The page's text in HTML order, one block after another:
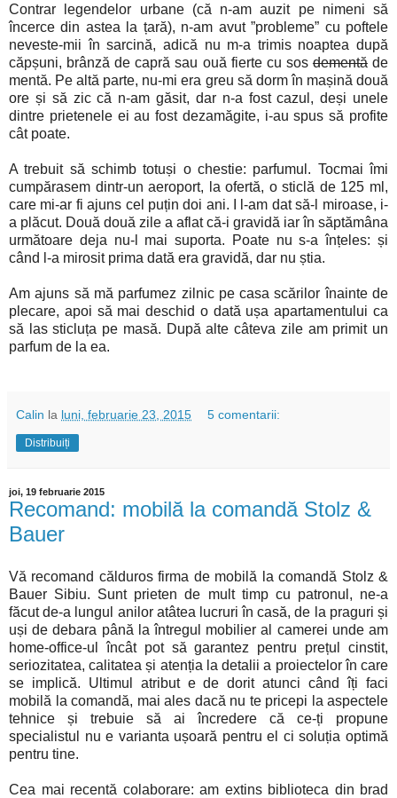
Contrar legendelor urbane (că n-am auzit pe nimeni să
încerce din astea la țară), n-am avut ”probleme” cu poftele
neveste-mii în sarcină, adică nu m-a trimis noaptea după
căpșuni, brânză de capră sau ouă fierte cu sos dementăde
mentă. Pe altă parte, nu-mi era greu să dorm în mașină două
ore și să zic că n-am găsit, dar n-a fost cazul, deși unele
dintre prietenele ei au fost dezamăgite, i-au spus să profite
cât poate.
A trebuit să schimb totuși o chestie: parfumul. Tocmai îmi
cumpărasem dintr-un aeroport, la ofertă, o sticlă de 125 ml,
care mi-ar fi ajuns cel puțin doi ani. I l-am dat să-l miroase, i-
a plăcut. Două două zile a aflat că-i gravidă iar în săptămâna
următoare deja nu-l mai suporta. Poate nu s-a înțeles: și
când l-a mirosit prima dată era gravidă, dar nu știa.
Am ajuns să mă parfumez zilnic pe casa scărilor înainte de
plecare, apoi să mai deschid o dată ușa apartamentului ca
să las sticluța pe masă. După alte câteva zile am primit un
parfum de la ea.
Calin la luni, februarie 23, 2015 5 comentarii:
Distribuiți
joi, 19 februarie 2015
Recomand: mobilă la comandă Stolz &
Bauer
Vă recomand călduros firma de mobilă la comandă Stolz &
Bauer Sibiu. Sunt prieten de mult timp cu patronul, ne-a
făcut de-a lungul anilor atâtea lucruri în casă, de la praguri și
uși de debara până la întregul mobilier al camerei unde am
home-office-ul încât pot să garantez pentru prețul cinstit,
seriozitatea, calitatea și atenția la detalii a proiectelor în care
se implică. Ultimul atribut e de dorit atunci când îți faci
mobilă la comandă, mai ales dacă nu te pricepi la aspectele
tehnice și trebuie să ai încredere că ce-ți propune
specialistul nu e varianta ușoară pentru el ci soluția optimă
pentru tine.
Cea mai recentă colaborare: am extins biblioteca din brad